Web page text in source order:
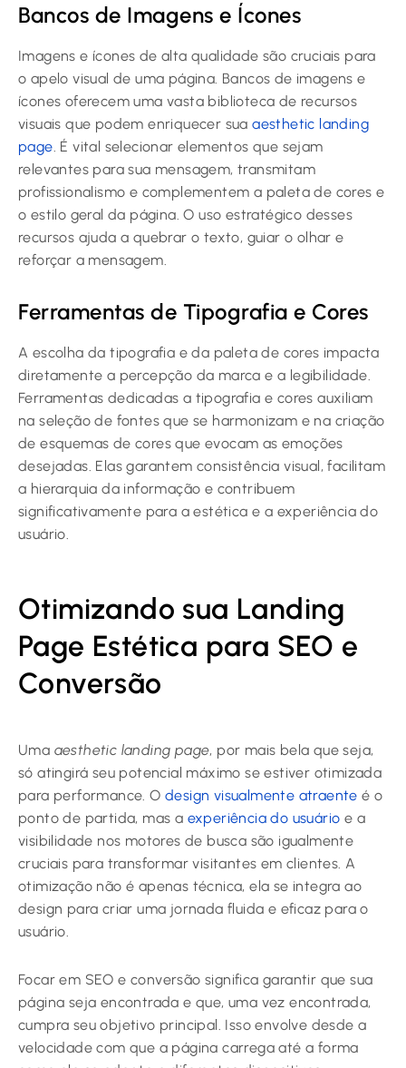
Bancos de Imagens e Ícones
Imagens e ícones de alta qualidade são cruciais para
o apelo visual de uma página. Bancos de imagens e
ícones oferecem uma vasta biblioteca de recursos
visuais que podem enriquecer suaaesthetic landing
page. É vital selecionar elementos que sejam
relevantes para sua mensagem, transmitam
profissionalismo e complementem a paleta de cores e
o estilo geral da página. O uso estratégico desses
recursos ajuda a quebrar o texto, guiar o olhar e
reforçar a mensagem.
Ferramentas de Tipografia e Cores
A escolha da tipografia e da paleta de cores impacta
diretamente a percepção da marca e a legibilidade.
Ferramentas dedicadas a tipografia e cores auxiliam
na seleção de fontes que se harmonizam e na criação
de esquemas de cores que evocam as emoções
desejadas. Elas garantem consistência visual, facilitam
a hierarquia da informação e contribuem
significativamente para a estética e a experiência do
usuário.
Otimizando sua Landing
Page Estética para SEO e
Conversão
Uma aesthetic landing page, por mais bela que seja,
só atingirá seu potencial máximo se estiver otimizada
para performance. O design visualmente atraente é o
ponto de partida, mas a experiência do usuário e a
visibilidade nos motores de busca são igualmente
cruciais para transformar visitantes em clientes. A
otimização não é apenas técnica, ela se integra ao
design para criar uma jornada fluida e eficaz para o
usuário.
Focar em SEO e conversão significa garantir que sua
página seja encontrada e que, uma vez encontrada,
cumpra seu objetivo principal. Isso envolve desde a
velocidade com que a página carrega até a forma